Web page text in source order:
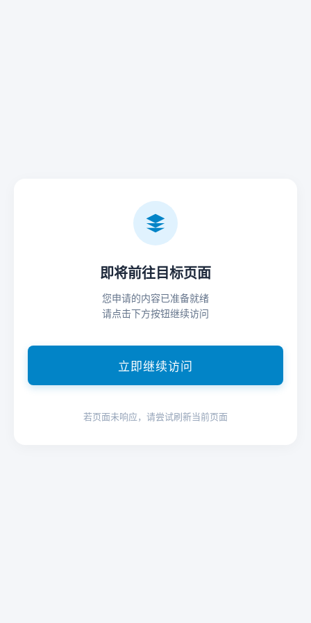
即将前往目标页面
您申请的内容已准备就绪
请点击下方按钮继续访问
立即继续访问
若页面未响应，请尝试刷新当前页面